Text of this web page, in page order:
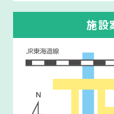
施設